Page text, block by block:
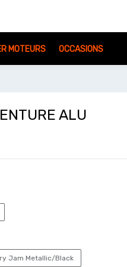
MOTEURS OCCASIONS
ALU
Jam Metallic/Black